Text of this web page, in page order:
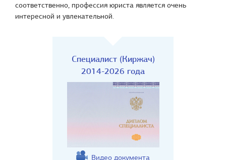
соответственно, профессия юриста является очень
интересной и увлекательной.
Специалист (Киржач)
2014-2026 года
Видео документа